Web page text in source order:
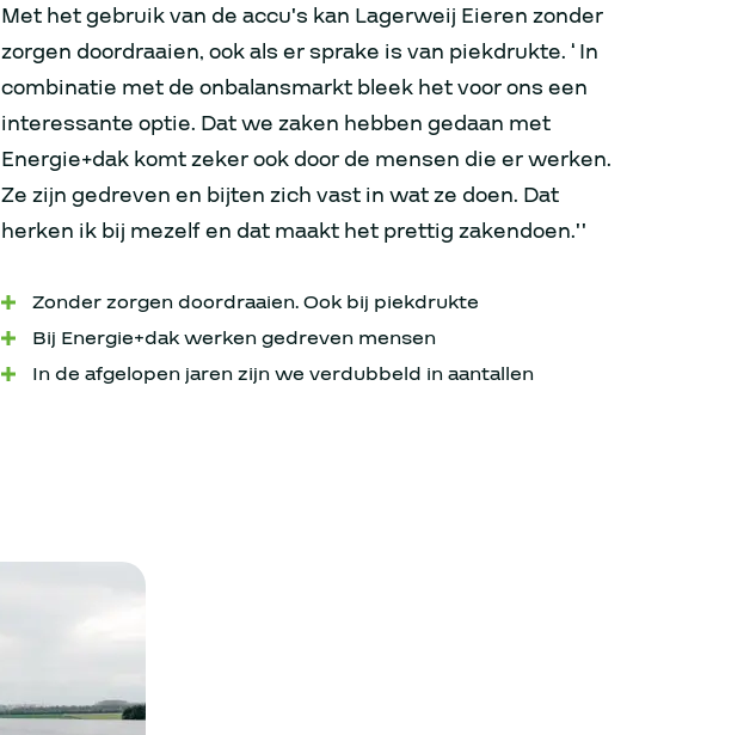
Met het gebruik van de accu’s kan Lagerweij Eieren zonder
zorgen doordraaien, ook als er sprake is van piekdrukte. “In
combinatie met de onbalansmarkt bleek het voor ons een
interessante optie. Dat we zaken hebben gedaan met
Energie+dak komt zeker ook door de mensen die er werken.
Ze zijn gedreven en bijten zich vast in wat ze doen. Dat
herken ik bij mezelf en dat maakt het prettig zakendoen.’’
Zonder zorgen doordraaien. Ook bij piekdrukte
Bij Energie+dak werken gedreven mensen
In de afgelopen jaren zijn we verdubbeld in aantallen